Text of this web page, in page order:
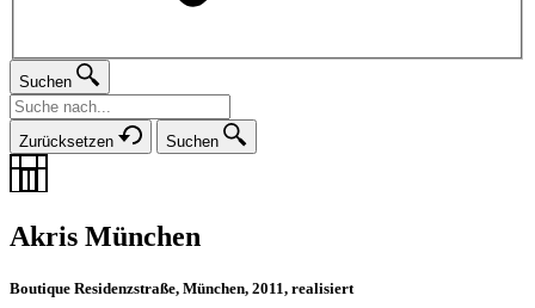
Suchen
Zurücksetzen Suchen
Akris München
Boutique Residenzstraße, München, 2011, realisiert